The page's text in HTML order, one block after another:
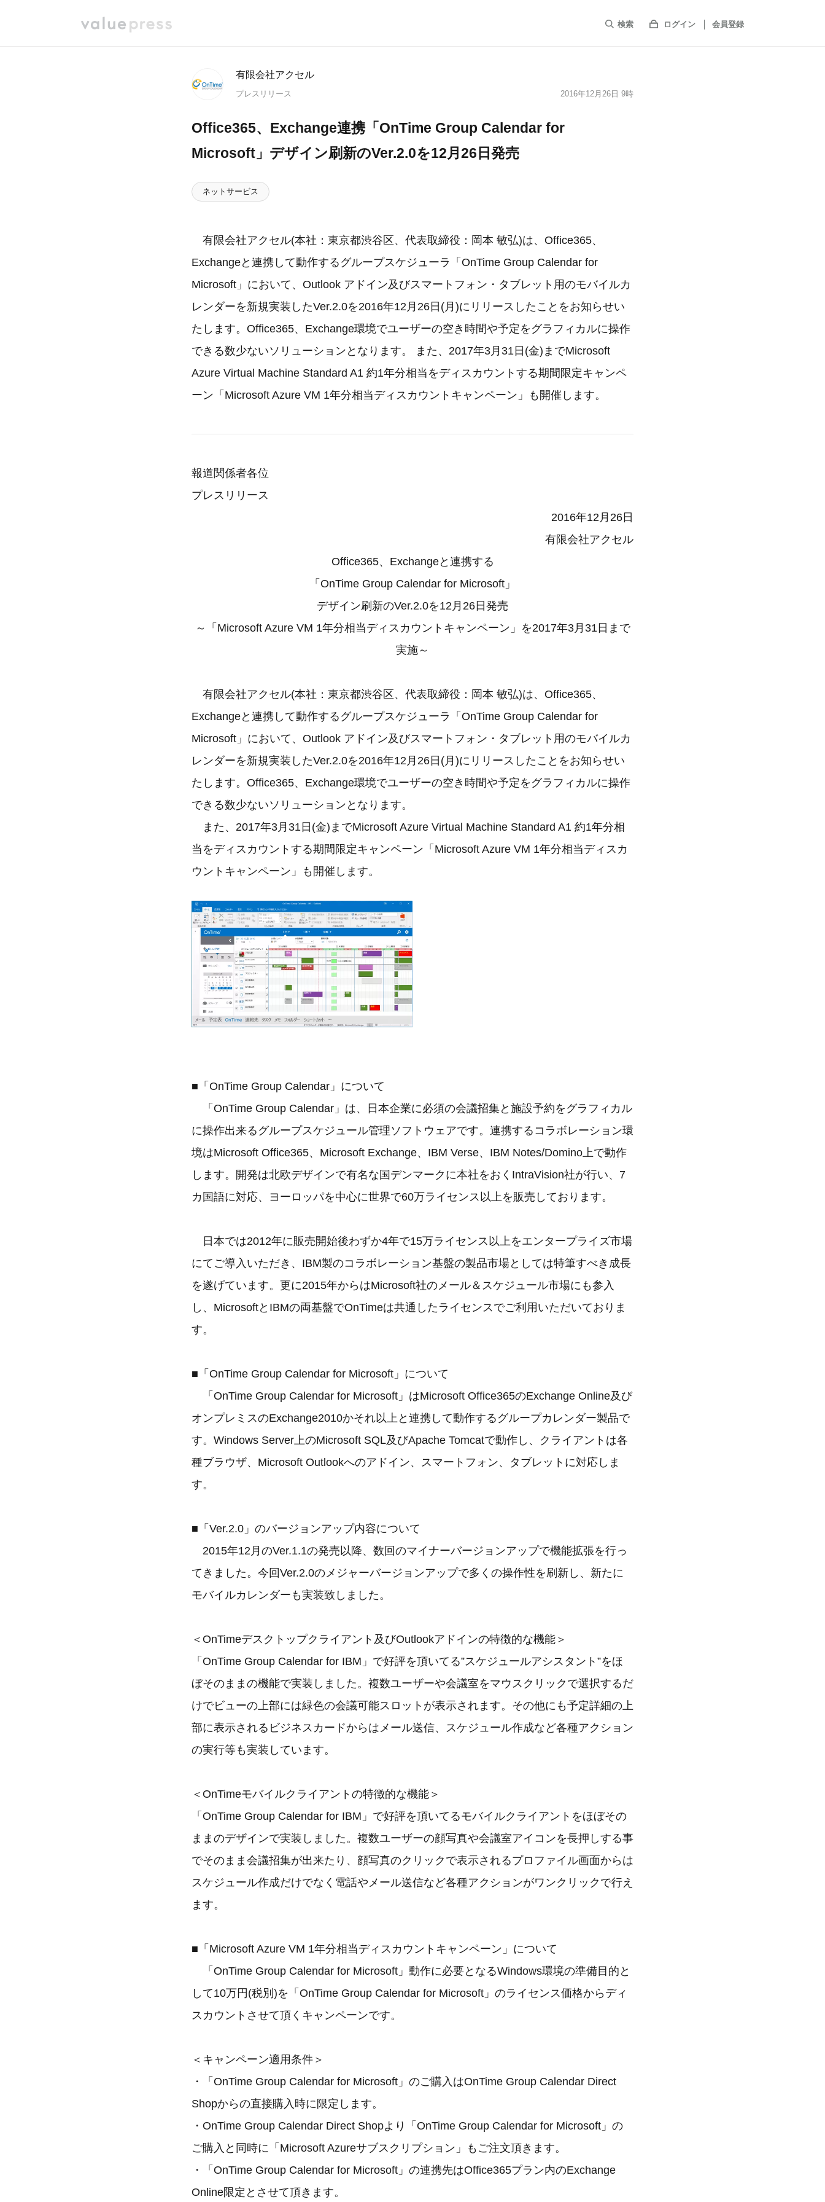
検索 ログイン 会員登録
有限会社アクセル
プレスリリース 2016年12月26日 9時
Office365、Exchange連携「OnTime Group Calendar for
Microsoft」デザイン刷新のVer.2.0を12月26日発売
ネットサービス
有限会社アクセル(本社：東京都渋谷区、代表取締役：岡本 敏弘)は、Office365、
Exchangeと連携して動作するグループスケジューラ「OnTime Group Calendar for
Microsoft」において、Outlook アドイン及びスマートフォン・タブレット用のモバイルカ
レンダーを新規実装したVer.2.0を2016年12月26日(月)にリリースしたことをお知らせい
たします。Office365、Exchange環境でユーザーの空き時間や予定をグラフィカルに操作
できる数少ないソリューションとなります。 また、2017年3月31日(金)までMicrosoft
Azure Virtual Machine Standard A1 約1年分相当をディスカウントする期間限定キャンペ
ーン「Microsoft Azure VM 1年分相当ディスカウントキャンペーン」も開催します。
報道関係者各位
プレスリリース
2016年12月26日
有限会社アクセル
Office365、Exchangeと連携する
「OnTime Group Calendar for Microsoft」
デザイン刷新のVer.2.0を12月26日発売
～「Microsoft Azure VM 1年分相当ディスカウントキャンペーン」を2017年3月31日まで
実施～
有限会社アクセル(本社：東京都渋谷区、代表取締役：岡本 敏弘)は、Office365、
Exchangeと連携して動作するグループスケジューラ「OnTime Group Calendar for
Microsoft」において、Outlook アドイン及びスマートフォン・タブレット用のモバイルカ
レンダーを新規実装したVer.2.0を2016年12月26日(月)にリリースしたことをお知らせい
たします。Office365、Exchange環境でユーザーの空き時間や予定をグラフィカルに操作
できる数少ないソリューションとなります。
また、2017年3月31日(金)までMicrosoft Azure Virtual Machine Standard A1 約1年分相
当をディスカウントする期間限定キャンペーン「Microsoft Azure VM 1年分相当ディスカ
ウントキャンペーン」も開催します。
■「OnTime Group Calendar」について
「OnTime Group Calendar」は、日本企業に必須の会議招集と施設予約をグラフィカル
に操作出来るグループスケジュール管理ソフトウェアです。連携するコラボレーション環
境はMicrosoft Office365、Microsoft Exchange、IBM Verse、IBM Notes/Domino上で動作
します。開発は北欧デザインで有名な国デンマークに本社をおくIntraVision社が行い、7
カ国語に対応、ヨーロッパを中心に世界で60万ライセンス以上を販売しております。
日本では2012年に販売開始後わずか4年で15万ライセンス以上をエンタープライズ市場
にてご導入いただき、IBM製のコラボレーション基盤の製品市場としては特筆すべき成長
を遂げています。更に2015年からはMicrosoft社のメール＆スケジュール市場にも参入
し、MicrosoftとIBMの両基盤でOnTimeは共通したライセンスでご利用いただいておりま
す。
■「OnTime Group Calendar for Microsoft」について
「OnTime Group Calendar for Microsoft」はMicrosoft Office365のExchange Online及び
オンプレミスのExchange2010かそれ以上と連携して動作するグループカレンダー製品で
す。Windows Server上のMicrosoft SQL及びApache Tomcatで動作し、クライアントは各
種ブラウザ、Microsoft Outlookへのアドイン、スマートフォン、タブレットに対応しま
す。
■「Ver.2.0」のバージョンアップ内容について
2015年12月のVer.1.1の発売以降、数回のマイナーバージョンアップで機能拡張を行っ
てきました。今回Ver.2.0のメジャーバージョンアップで多くの操作性を刷新し、新たに
モバイルカレンダーも実装致しました。
＜OnTimeデスクトップクライアント及びOutlookアドインの特徴的な機能＞
「OnTime Group Calendar for IBM」で好評を頂いてる”スケジュールアシスタント”をほ
ぼそのままの機能で実装しました。複数ユーザーや会議室をマウスクリックで選択するだ
けでビューの上部には緑色の会議可能スロットが表示されます。その他にも予定詳細の上
部に表示されるビジネスカードからはメール送信、スケジュール作成など各種アクション
の実行等も実装しています。
＜OnTimeモバイルクライアントの特徴的な機能＞
「OnTime Group Calendar for IBM」で好評を頂いてるモバイルクライアントをほぼその
ままのデザインで実装しました。複数ユーザーの顔写真や会議室アイコンを長押しする事
でそのまま会議招集が出来たり、顔写真のクリックで表示されるプロファイル画面からは
スケジュール作成だけでなく電話やメール送信など各種アクションがワンクリックで行え
ます。
■「Microsoft Azure VM 1年分相当ディスカウントキャンペーン」について
「OnTime Group Calendar for Microsoft」動作に必要となるWindows環境の準備目的と
して10万円(税別)を「OnTime Group Calendar for Microsoft」のライセンス価格からディ
スカウントさせて頂くキャンペーンです。
＜キャンペーン適用条件＞
・「OnTime Group Calendar for Microsoft」のご購入はOnTime Group Calendar Direct
Shopからの直接購入時に限定します。
・OnTime Group Calendar Direct Shopより「OnTime Group Calendar for Microsoft」の
ご購入と同時に「Microsoft Azureサブスクリプション」もご注文頂きます。
・「OnTime Group Calendar for Microsoft」の連携先はOffice365プラン内のExchange
Online限定とさせて頂きます。